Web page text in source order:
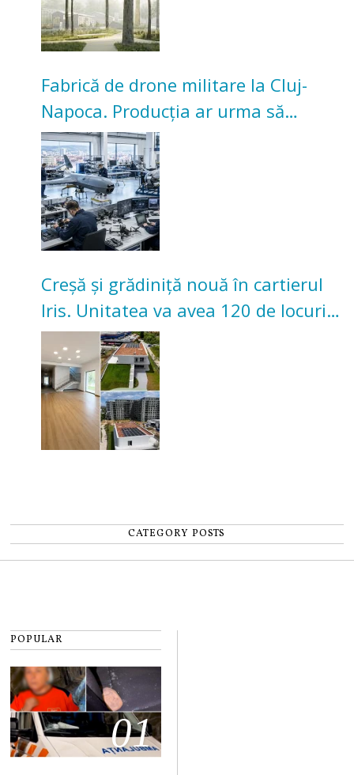
Fabrică de drone militare la Cluj-
Napoca. Producția ar urma să
înceapă în toamna acestui an
Creșă și grădiniță nouă în cartierul
Iris. Unitatea va avea 120 de locuri
pentru copii
CATEGORY POSTS
POPULAR
01